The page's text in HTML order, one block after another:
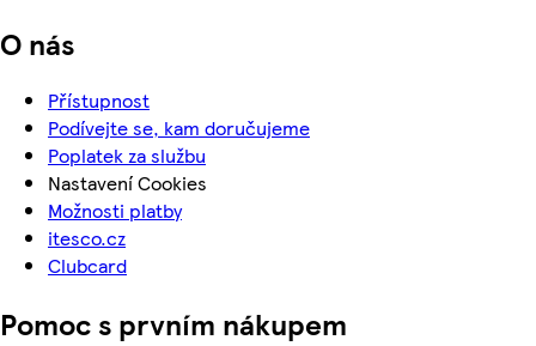
O nás
Přístupnost
Podívejte se, kam doručujeme
Poplatek za službu
Nastavení Cookies
Možnosti platby
itesco.cz
Clubcard
Pomoc s prvním nákupem